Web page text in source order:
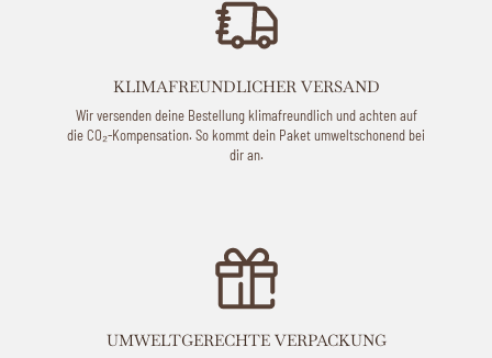
KLIMAFREUNDLICHER VERSAND
Wir versenden deine Bestellung klimafreundlich und achten auf
die CO₂-Kompensation. So kommt dein Paket umweltschonend bei
dir an.
UMWELTGERECHTE VERPACKUNG